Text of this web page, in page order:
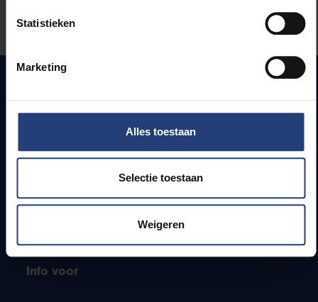
Statistieken
Marketing
Alles toestaan
Selectie toestaan
Weigeren
Snel naar
Webmail
Bereikbaarheid
Info voor